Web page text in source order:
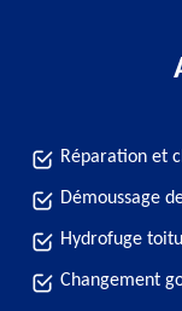
Réparation et
Démoussage
Hydrofuge
Changement